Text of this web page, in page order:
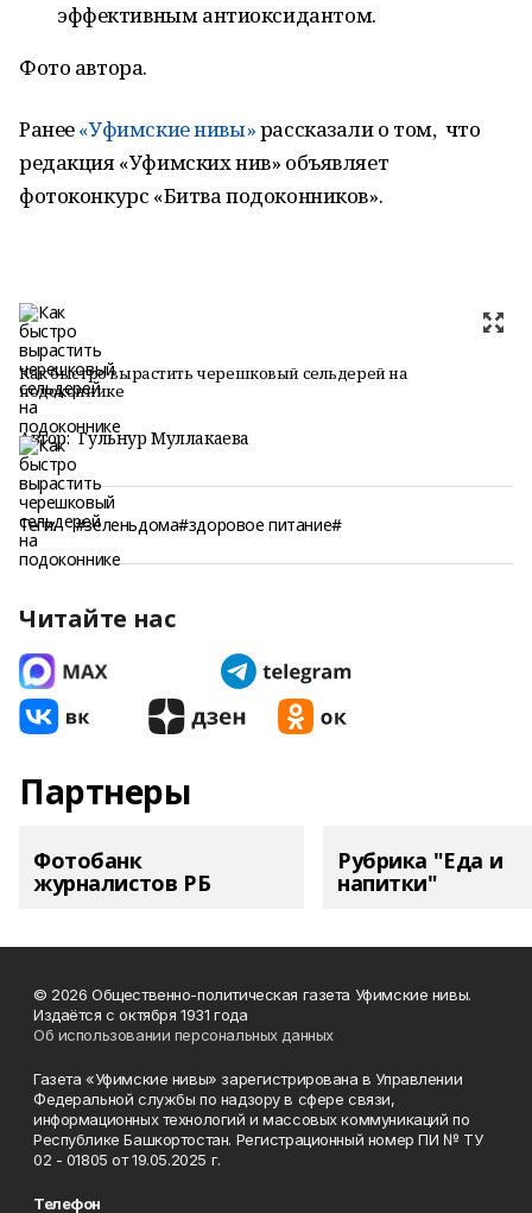
эффективным антиоксидантом.
Фото автора.
Ранее«Уфимские нивы»рассказали о том, что
редакция «Уфимских нив» объявляет
фотоконкурс «Битва подоконников».
Как быстро вырастить черешковый сельдерей на
подоконнике
Автор: Гульнур Муллакаева
Теги: #зеленьдома#здоровое питание#
Читайте нас
Партнеры
Фотобанк
журналистов РБ
Рубрика "Еда и
напитки"
© 2026 Общественно-политическая газета Уфимские нивы.
Издаётся с октября 1931 года
Об использовании персональных данных
Газета «Уфимские нивы» зарегистрирована в Управлении
Федеральной службы по надзору в сфере связи,
информационных технологий и массовых коммуникаций по
Республике Башкортостан. Регистрационный номер ПИ № ТУ
02 - 01805 от 19.05.2025 г.
Телефон